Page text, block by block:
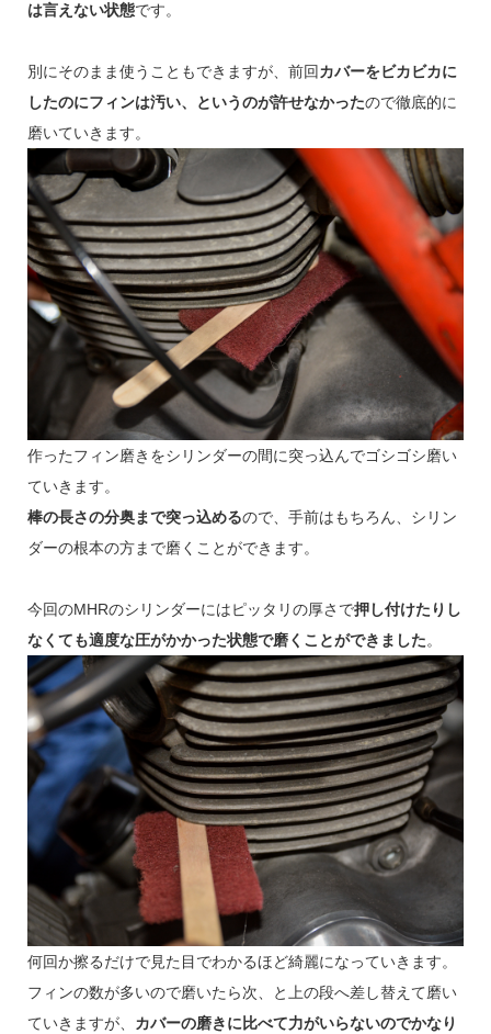
は言えない状態です。
別にそのまま使うこともできますが、前回カバーをビカビカに
したのにフィンは汚い、というのが許せなかったので徹底的に
磨いていきます。
作ったフィン磨きをシリンダーの間に突っ込んでゴシゴシ磨い
ていきます。
棒の長さの分奥まで突っ込めるので、手前はもちろん、シリン
ダーの根本の方まで磨くことができます。
今回のMHRのシリンダーにはピッタリの厚さで押し付けたりし
なくても適度な圧がかかった状態で磨くことができました。
何回か擦るだけで見た目でわかるほど綺麗になっていきます。
フィンの数が多いので磨いたら次、と上の段へ差し替えて磨い
ていきますが、 カバーの磨きに比べて力がいらないのでかなり